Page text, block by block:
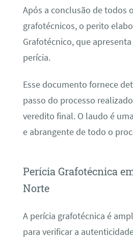
Após a conclusão de todos
grafotécnicos, o perito
Grafotécnico, que
perícia.
Esse documento fornece
passo do processo
veredito final. O laudo é
e abrangente de todo o
Perícia Grafotécnica
Norte
A perícia grafotécnica é
para verificar a